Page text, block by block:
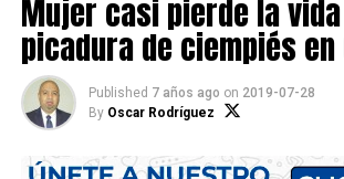
Mujer casi pierde la
picadura de ciempiés
Published 7 años ago on 2019-07-28
By Oscar Rodríguez